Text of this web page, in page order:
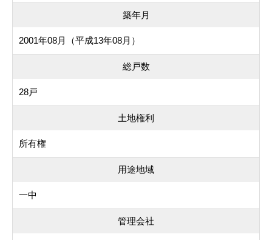
築年月
2001年08月（平成13年08月）
総戸数
28戸
土地権利
所有権
用途地域
一中
管理会社